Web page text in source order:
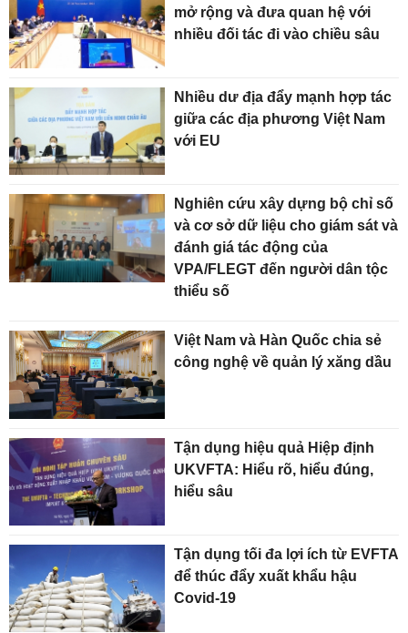
mở rộng và đưa quan hệ với
nhiều đối tác đi vào chiều sâu
Nhiều dư địa đẩy mạnh hợp tác
giữa các địa phương Việt Nam
với EU
Nghiên cứu xây dựng bộ chỉ số
và cơ sở dữ liệu cho giám sát và
đánh giá tác động của
VPA/FLEGT đến người dân tộc
thiểu số
Việt Nam và Hàn Quốc chia sẻ
công nghệ về quản lý xăng dầu
Tận dụng hiệu quả Hiệp định
UKVFTA: Hiểu rõ, hiểu đúng,
hiểu sâu
Tận dụng tối đa lợi ích từ EVFTA
để thúc đẩy xuất khẩu hậu
Covid-19